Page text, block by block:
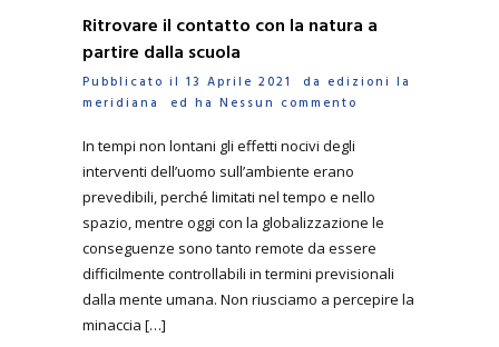
Ritrovare il contatto con la natura a
partire dalla scuola
Pubblicato il 13 Aprile 2021 da edizioni la
meridiana
ed ha Nessun commento
In tempi non lontani gli effetti nocivi degli
interventi dell’uomo sull’ambiente erano
prevedibili, perché limitati nel tempo e nello
spazio, mentre oggi con la globalizzazione le
conseguenze sono tanto remote da essere
difficilmente controllabili in termini previsionali
dalla mente umana. Non riusciamo a percepire la
minaccia […]